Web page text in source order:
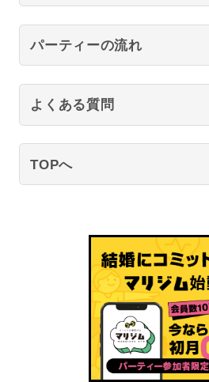
パーティーの流れ
よくある質問
TOPへ